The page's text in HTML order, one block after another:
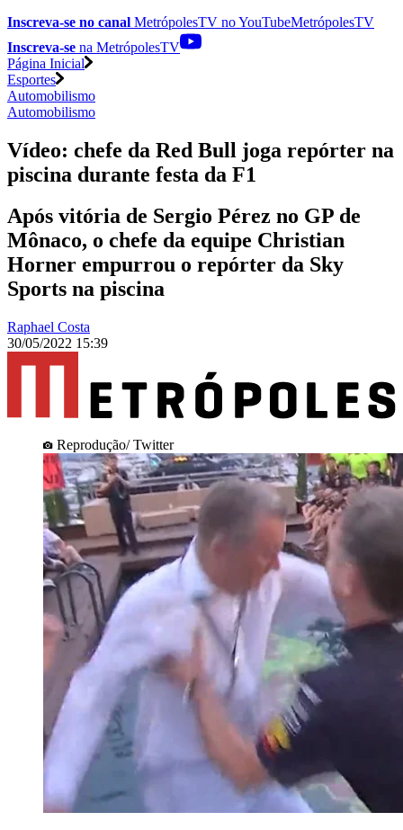
Inscreva-se no canal MetrópolesTV noYouTubeMetrópolesTV
Inscreva-se na MetrópolesTV
Página Inicial
Esportes
Automobilismo
Automobilismo
Vídeo: chefe da Red Bull joga repórter na
piscina durante festa da F1
Após vitória de Sergio Pérez no GP de
Mônaco, o chefe da equipe Christian
Horner empurrou o repórter da Sky
Sports na piscina
Raphael Costa
30/05/2022 15:39
Reprodução/ Twitter